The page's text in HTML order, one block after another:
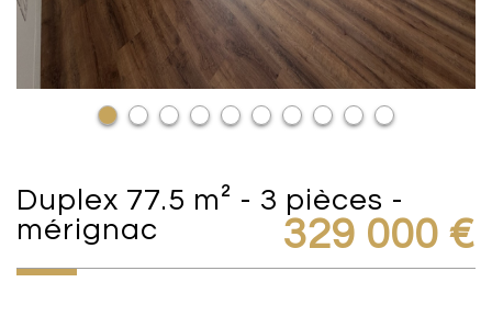
duplex 77.5 m² - 3 pièces -
mérignac
329 000 €